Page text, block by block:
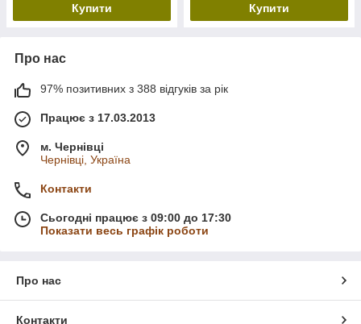
Купити Купити
Про нас
97% позитивних з 388 відгуків за рік
Працює з 17.03.2013
м. Чернівці
Чернівці, Україна
Контакти
Сьогодні працює з 09:00 до 17:30
Показати весь графік роботи
Про нас
Контакти